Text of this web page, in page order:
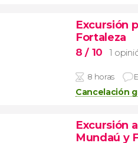
Excursión
Fortaleza
8/ 10 1
8 horas
Cancelación
Excursión
Mundaú y